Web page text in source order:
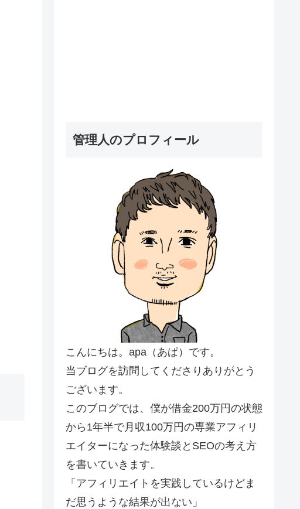
管理人のプロフィール
こんにちは。apa（あぱ）です。
当ブログを訪問してくださりありがとう
ございます。
このブログでは、僕が借金200万円の状態
から1年半で月収100万円の専業アフィリ
エイターになった体験談とSEOの考え方
を書いていきます。
「アフィリエイトを実践しているけどま
だ思うような結果が出ない」